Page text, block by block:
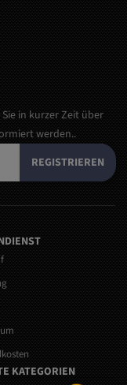
in kurzer Zeit über
werden..
REGISTRIEREN
KATEGORIEN